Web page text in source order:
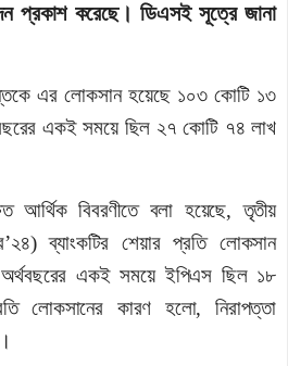
প্রকাশ করেছে। ডিএসই সূত্রে জানা
এর লোকসান হয়েছে ১০৩ কোটি ১৩
একই সময়ে ছিল ২৭ কোটি ৭৪ লাখ
আর্থিক বিবরণীতে বলা হয়েছে, তৃতীয়
ব্যাংকটির শেয়ার প্রতি লোকসান
একই সময়ে ইপিএস ছিল ১৮
লোকসানের কারণ হলো, নিরাপত্তা